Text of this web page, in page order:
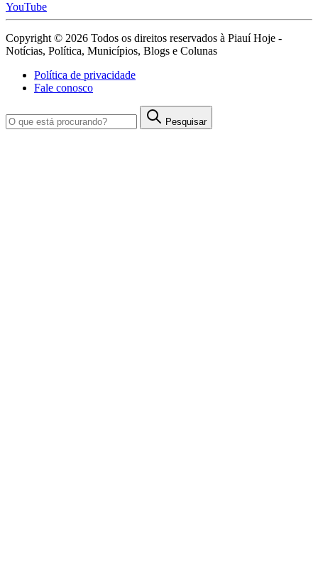
YouTube
Copyright © 2026 Todos os direitos reservados à Piauí Hoje -
Notícias, Política, Municípios, Blogs e Colunas
Política de privacidade
Fale conosco
Pesquisar